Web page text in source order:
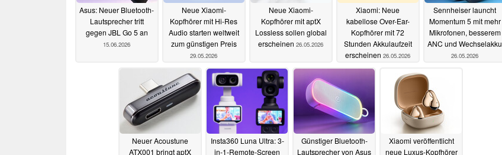
Asus: Neuer Bluetooth-
Lautsprecher tritt
gegen JBL Go 5 an
15.06.2026
Neue Xiaomi-
Kopfhörer mit Hi-Res
Audio starten weltweit
zum günstigen Preis
29.05.2026
Neue Xiaomi-
Kopfhörer mit aptX
Lossless sollen global
erscheinen 26.05.2026
Xiaomi: Neue
kabellose Over-Ear-
Kopfhörer mit 72
Stunden Akkulaufzeit
erscheinen 26.05.2026
Sennheiser launcht
Momentum 5 mit mehr
Mikrofonen, besserem
ANC und Wechselakku
26.05.2026
Neuer Acoustune
ATX001 bringt aptX
Insta360 Luna Ultra: 3-
in-1-Remote-Screen
Günstiger Bluetooth-
Lautsprecher von Asus
Xiaomi veröffentlicht
neue Luxus-Kopfhörer